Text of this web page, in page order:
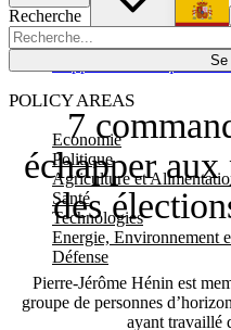
Recherche
Se
POLICY AREAS
Economie
Politique
Agriculture et
Santé
Technologies
Energie, Environnement
Défense
7
échapper
des
Pierre-Jérôme Hénin est
groupe de personnes
ayant travaillé